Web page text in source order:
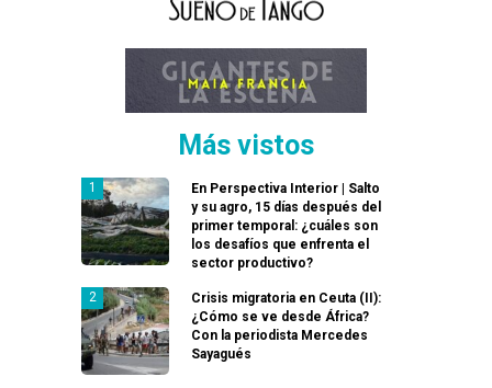
Más vistos
En Perspectiva Interior | Salto
y su agro, 15 días después del
primer temporal: ¿cuáles son
los desafíos que enfrenta el
sector productivo?
Crisis migratoria en Ceuta (II):
¿Cómo se ve desde África?
Con la periodista Mercedes
Sayagués